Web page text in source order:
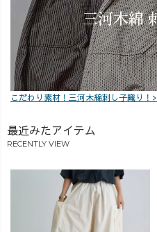
こだわり素材！三河木綿刺し子織り！>
最近みたアイテム
RECENTLY VIEW